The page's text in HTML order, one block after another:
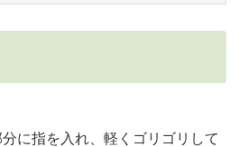
に指を入れ、軽くゴリゴリして